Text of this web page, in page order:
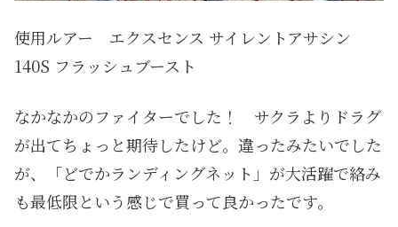
使用ルアー エクスセンス サイレントアサシン
140S フラッシュブースト
なかなかのファイターでした！ サクラよりドラグ
が出てちょっと期待したけど。違ったみたいでした
が、「どでかランディングネット」が大活躍で絡み
も最低限という感じで買って良かったです。